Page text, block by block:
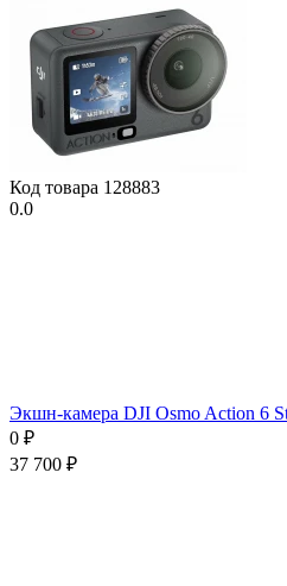
Код товара 128883
0.0
Экшн-камера DJI Osmo Action 6
0 ₽
37 700 ₽